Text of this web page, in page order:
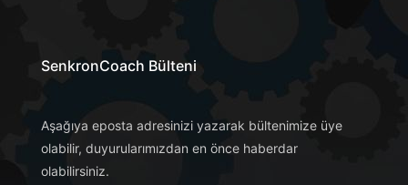
SenkronCoach Bülteni
Aşağıya eposta adresinizi yazarak bültenimize üye
olabilir, duyurularımızdan en önce haberdar
olabilirsiniz.